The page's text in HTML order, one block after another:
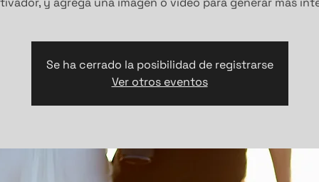
Se ha cerrado la posibilidad de registrarse
Ver otros eventos